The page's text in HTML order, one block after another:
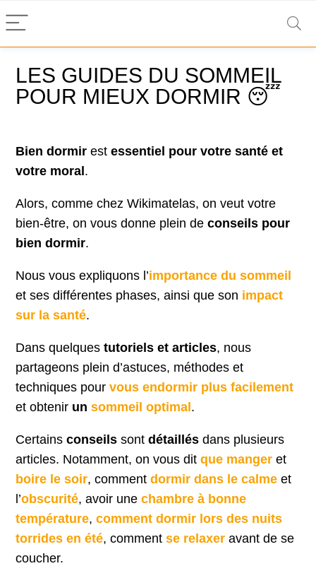
LES GUIDES DU SOMMEIL
POUR MIEUX DORMIR 😴
Bien dormir estessentiel pour votre santé et
votre moral .
Alors, comme chez Wikimatelas, on veut votre
bien-être, on vous donne plein de conseils pour
bien dormir.
Nous vous expliquons l’importance du sommeil
et ses différentes phases, ainsi que son impact
sur la santé.
Dans quelquestutoriels et articles, nous
partageons plein d’astuces, méthodes et
techniques pourvous endormir plus facilement
et obtenir unsommeil optimal .
Certainsconseils sont détaillésdans plusieurs
articles. Notamment, on vous ditque manger et
boire le soir, commentdormir dans le calmeet
l’obscurité, avoir unechambre à bonne
température,comment dormir lors des nuits
torrides en été, commentse relaxer avant de se
coucher.